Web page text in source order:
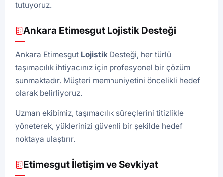
tutuyoruz.
Ankara Etimesgut Lojistik Desteği
Ankara Etimesgut Lojistik Desteği, her türlü
taşımacılık ihtiyacınız için profesyonel bir çözüm
sunmaktadır. Müşteri memnuniyetini öncelikli hedef
olarak belirliyoruz.
Uzman ekibimiz, taşımacılık süreçlerini titizlikle
yöneterek, yüklerinizi güvenli bir şekilde hedef
noktaya ulaştırır.
Etimesgut İletişim ve Sevkiyat